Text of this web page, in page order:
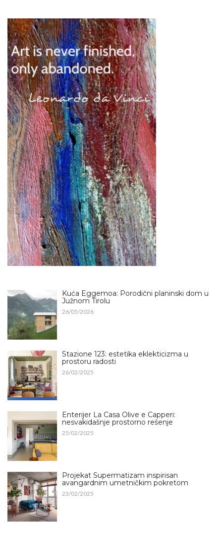
Kuća Eggemoa: Porodični planinski dom u
Južnom Tirolu
26/05/2026
Stazione 123: estetika eklekticizma u
prostoru radosti
26/02/2025
Enterijer La Casa Olive e Capperi:
nesvakidašnje prostorno rešenje
25/02/2025
Projekat Supermatizam inspirisan
avangardnim umetničkim pokretom
23/02/2025